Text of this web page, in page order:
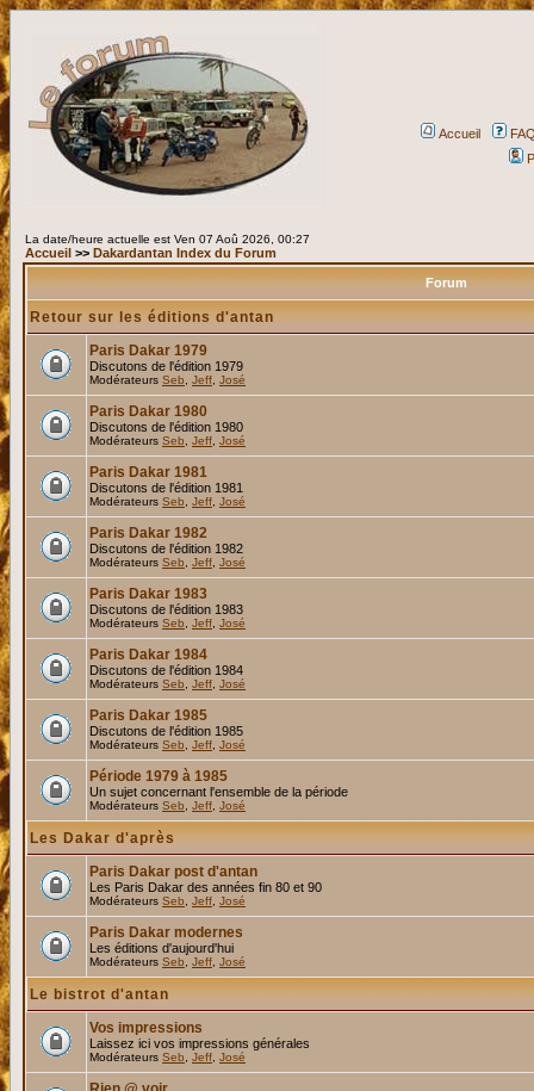
Accueil
La date/heure actuelle est Ven 07 Aoû 2026, 00:27
Accueil >> Dakardantan Index du Forum
Forum
Retour sur les éditions d'antan
Paris Dakar 1979
Discutons de l'édition 1979
Modérateurs Seb Jeff José
Paris Dakar 1980
Discutons de l'édition 1980
Modérateurs Seb Jeff José
Paris Dakar 1981
Discutons de l'édition 1981
Modérateurs Seb Jeff José
Paris Dakar 1982
Discutons de l'édition 1982
Modérateurs Seb Jeff José
Paris Dakar 1983
Discutons de l'édition 1983
Modérateurs Seb Jeff José
Paris Dakar 1984
Discutons de l'édition 1984
Modérateurs Seb Jeff José
Paris Dakar 1985
Discutons de l'édition 1985
Modérateurs Seb Jeff José
Période 1979 à 1985
Un sujet concernant l'ensemble de la période
Modérateurs Seb Jeff José
Les Dakar d'après
Paris Dakar post d'antan
Les Paris Dakar des années fin 80 et 90
Modérateurs Seb Jeff José
Paris Dakar modernes
Les éditions d'aujourd'hui
Modérateurs Seb Jeff José
Le bistrot d'antan
Vos impressions
Laissez ici vos impressions générales
Modérateurs Seb Jeff José